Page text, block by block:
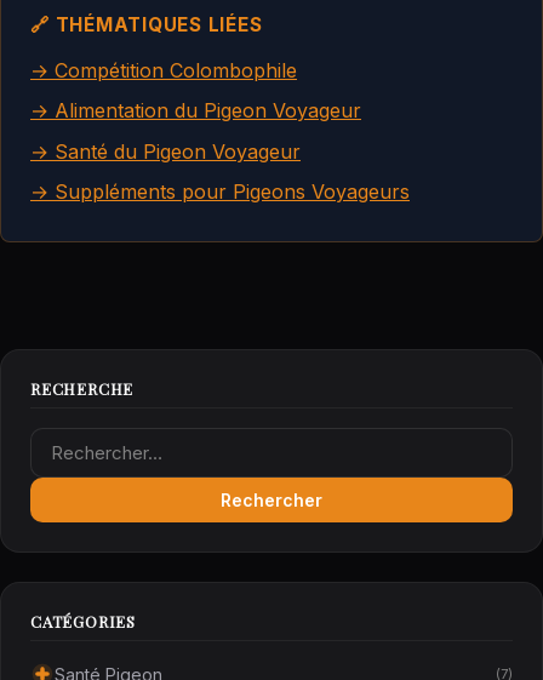
🔗 THÉMATIQUES LIÉES
→ Compétition Colombophile
→ Alimentation du Pigeon Voyageur
→ Santé du Pigeon Voyageur
→ Suppléments pour Pigeons Voyageurs
RECHERCHE
Rechercher :
CATÉGORIES
Santé Pigeon (7)